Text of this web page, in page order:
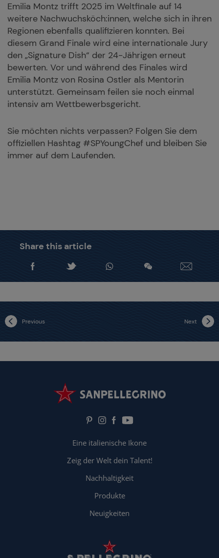
Emilia Montz trifft 2025 im Weltfinale auf 14
weitere Nachwuchsköch:innen, welche sich in ihren
Regionen ebenfalls qualifizieren konnten. Bei
diesem Grand Finale wird eine internationale Jury
den „Signature Dish“ der 24-Jährigen erneut
bewerten. Vor und während des Finales wird
Emilia Montz von Rosina Ostler als Mentorin
unterstützt. Gemeinsam feilen sie noch einmal
intensiv am Wettbewerbsgericht.
Sie möchten nichts verpassen? Folgen Sie dem
offiziellen Hashtag #SPYoungChef und bleiben Sie
immer auf dem Laufenden.
Share this article
Previous Next
Eine italienische Ikone
Zeig der Welt dein Talent!
Nachhaltigkeit
Produkte
Neuigkeiten